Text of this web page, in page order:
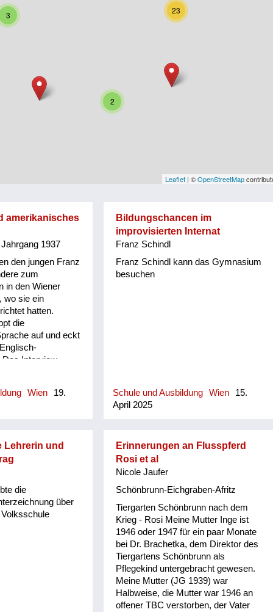
2
23
3
Leaflet | ©OpenStreetMap
amerikanisches
1937
den jungen Franz
zum
in den Wiener
wo sie ein
hatten.
die
auf und eckt
Das Interview
Wien
19.
Bildungschancen im
improvisierten Internat
Franz Schindl
Franz Schindl kann das Gymnasium
besuchen
Schule und Ausbildung Wien
15.
April 2025
Lehrerin und
die
über
Erinnerungen an Flusspferd
Rosi et al
Nicole Jaufer
Schönbrunn-Eichgraben-Afritz
Tiergarten Schönbrunn nach dem
Krieg - Rosi Meine Mutter Inge ist
1946 oder 1947 für ein paar Monate
bei Dr. Brachetka, dem Direktor des
Tiergartens Schönbrunn als
Pflegekind untergebracht gewesen.
Meine Mutter (JG 1939) war
Halbweise, die Mutter war 1946 an
offener TBC verstorben, der Vater